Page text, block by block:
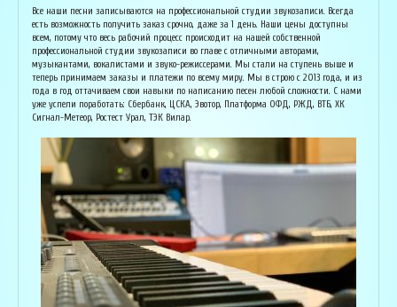
Все наши песни записываются на профессиональной студии звукозаписи. Всегда
есть возможность получить заказ срочно, даже за 1 день. Наши цены доступны
всем, потому что весь рабочий процесс происходит на нашей собственной
профессиональной студии звукозаписи во главе с отличными авторами,
музыкантами, вокалистами и звуко-режиссерами. Мы стали на ступень выше и
теперь принимаем заказы и платежи по всему миру. Мы в строю с 2013 года, и из
года в год оттачиваем свои навыки по написанию песен любой сложности. С нами
уже успели поработать: Сбербанк, ЦСКА, Эвотор, Платформа ОФД, РЖД, ВТБ, ХК
Сигнал-Метеор, Ростест Урал, ТЭК Вилар.
Основатель организации "Лайвсонг". С детства занимается музыкой, пишет
аранжировки, делает сведение и мастеринг на профессиональном уровне.
Может сделать коммерческий звук даже по записи с диктофона :) Состоит в
дуэте "Ag Jan", и выступает на концертах по всей России. Снимает клипы
вместе со своими музыкантами, и они собирают более 1 млн. просмотров на
ютубе! В основном пишет песни о любви, семье и ценностях жизни. Армен
сделает из вашей истории настоящую конфетку, обращайтесь!
Исполнитель, звукорежиссёр